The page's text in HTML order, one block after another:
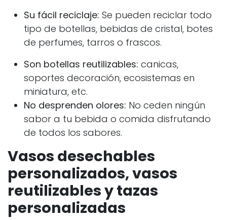
Su fácil reciclaje: Se pueden reciclar todo
tipo de botellas, bebidas de cristal, botes
de perfumes, tarros o frascos.
Son botellas reutilizables: canicas,
soportes decoración, ecosistemas en
miniatura, etc.
No desprenden olores: No ceden ningún
sabor a tu bebida o comida disfrutando
de todos los sabores.
Vasos desechables
personalizados, vasos
reutilizables y tazas
personalizadas